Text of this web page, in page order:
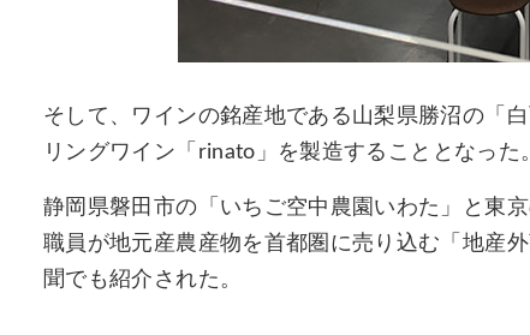
そして、ワインの銘産地である山梨県勝沼の「
リングワイン「rinato」を製造することとなった
静岡県磐田市の「いちご空中農園いわた」と東
職員が地元産農産物を首都圏に売り込む「地産
聞でも紹介された。